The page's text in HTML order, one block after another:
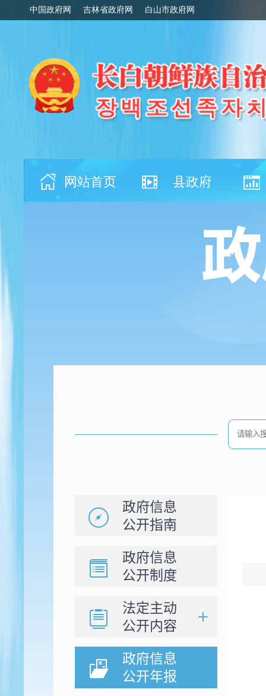
政府信息
公开指南
政府信息
公开制度
法定主动
公开内容
政府信息
公开年报